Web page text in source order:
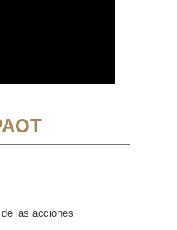
las acciones